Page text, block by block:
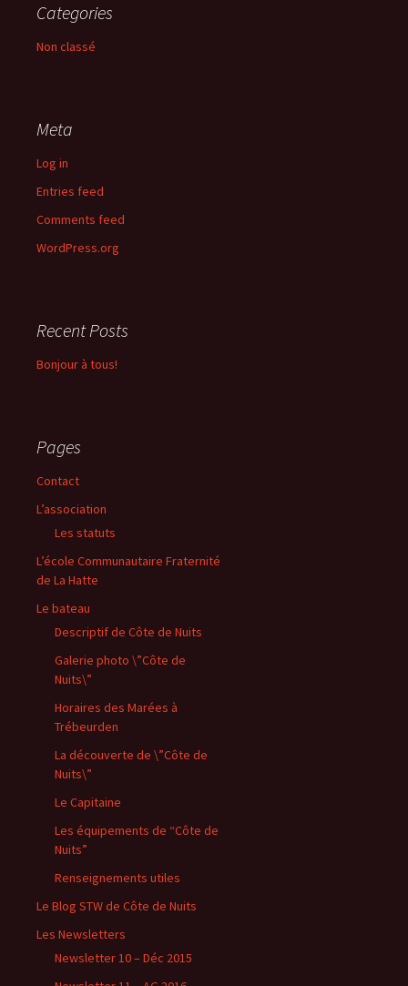
Categories
Non classé
Meta
Log in
Entries feed
Comments feed
WordPress.org
Recent Posts
Bonjour à tous!
Pages
Contact
L’association
Les statuts
L’école Communautaire Fraternité
de La Hatte
Le bateau
Descriptif de Côte de Nuits
Galerie photo \”Côte de
Nuits\”
Horaires des Marées à
Trébeurden
La découverte de \”Côte de
Nuits\”
Le Capitaine
Les équipements de “Côte de
Nuits”
Renseignements utiles
Le Blog STW de Côte de Nuits
Les Newsletters
Newsletter 10 – Déc 2015